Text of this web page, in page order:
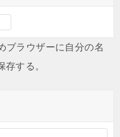
ブラウザーに自分の名
する。